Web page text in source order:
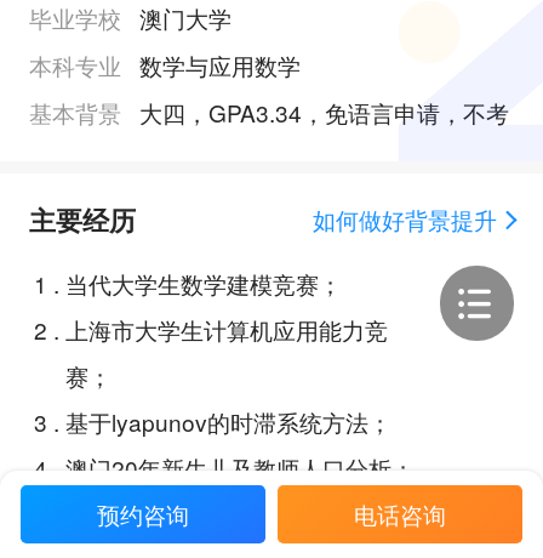
毕业学校 澳门大学
本科专业 数学与应用数学
基本背景
大四，GPA3.34，免语言申请，不考
主要经历
如何做好背景提升
1 . 当代大学生数学建模竞赛；
2 . 上海市大学生计算机应用能力竞
赛；
3 . 基于lyapunov的时滞系统方法；
4
澳门20年新生儿及教师人口分析；
预约咨询
电话咨询